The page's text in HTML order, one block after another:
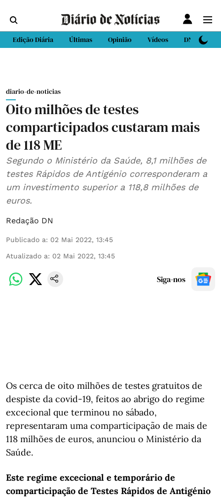
Edição Diária Últimas Opinião Vídeos DN Sport
diario-de-noticias
Oito milhões de testes
comparticipados custaram mais
de 118 ME
Segundo o Ministério da Saúde, 8,1 milhões de
testes Rápidos de Antigénio corresponderam a
um investimento superior a 118,8 milhões de
euros.
Redação DN
Publicado a: 02 Mai 2022, 13:45
Atualizado a: 02 Mai 2022, 13:45
Siga-nos
Os cerca de oito milhões de testes gratuitos de
despiste da covid-19, feitos ao abrigo do regime
excecional que terminou no sábado,
representaram uma comparticipação de mais de
118 milhões de euros, anunciou o Ministério da
Saúde.
Este regime excecional e temporário de
comparticipação de Testes Rápidos de Antigénio